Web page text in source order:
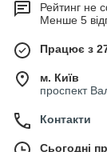
Рейтинг не
Менше 5
Працює з
м. Київ
проспект
Контакти
Сьогодні